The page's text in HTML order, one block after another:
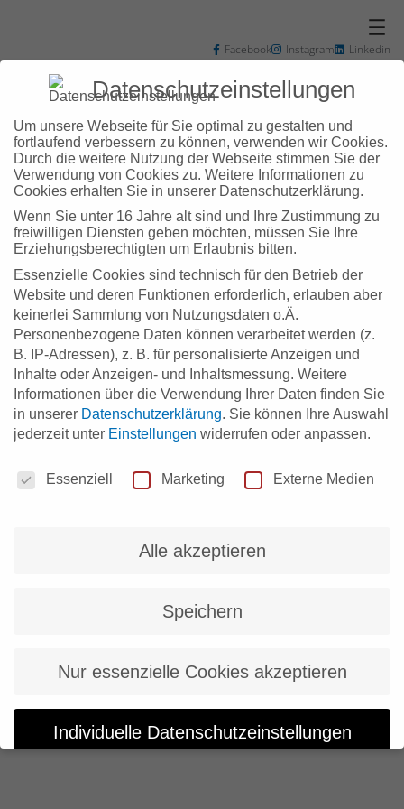
Facebook Instagram
Linkedin
+49 7031 3048102
info@zd-bb.de
Schlagwort:
Beratung
Datenschutzeinstellungen
Um unsere Webseite für Sie optimal zu gestalten und
fortlaufend verbessern zu können, verwenden wir Cookies.
Durch die weitere Nutzung der Webseite stimmen Sie der
Verwendung von Cookies zu. Weitere Informationen zu
Cookies erhalten Sie in unserer Datenschutzerklärung.
Wenn Sie unter 16 Jahre alt sind und Ihre Zustimmung zu
freiwilligen Diensten geben möchten, müssen Sie Ihre
Erziehungsberechtigten um Erlaubnis bitten.
Essenzielle Cookies sind technisch für den Betrieb der
Website und deren Funktionen erforderlich, erlauben aber
keinerlei Sammlung von Nutzungsdaten o.Ä.
Personenbezogene Daten können verarbeitet werden (z.
B. IP-Adressen), z. B. für personalisierte Anzeigen und
Inhalte oder Anzeigen- und Inhaltsmessung. Weitere
Informationen über die Verwendung Ihrer Daten finden Sie
in unserer Datenschutzerklärung. Sie können Ihre Auswahl
jederzeit unter Einstellungen widerrufen oder anpassen.
Essenziell
Marketing Externe Medien
Alle akzeptieren
Speichern
Nur essenzielle Cookies akzeptieren
Individuelle Datenschutzeinstellungen